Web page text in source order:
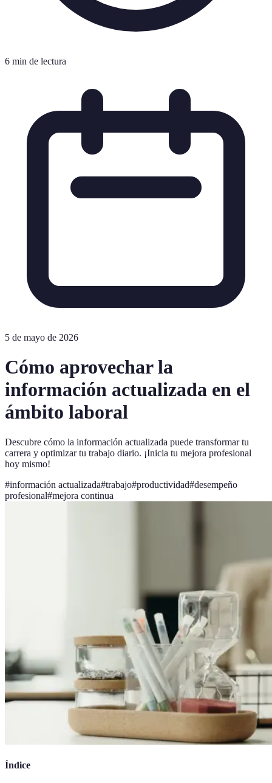
6 min de lectura
5 de mayo de 2026
Cómo aprovechar la
información actualizada en el
ámbito laboral
Descubre cómo la información actualizada puede transformar tu
carrera y optimizar tu trabajo diario. ¡Inicia tu mejora profesional
hoy mismo!
#información actualizada#trabajo#productividad#desempeño
profesional#mejora continua
Índice